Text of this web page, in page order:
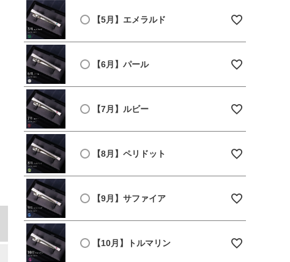
【5月】エメラルド
【6月】パール
【7月】ルビー
【8月】ペリドット
【9月】サファイア
【10月】トルマリン